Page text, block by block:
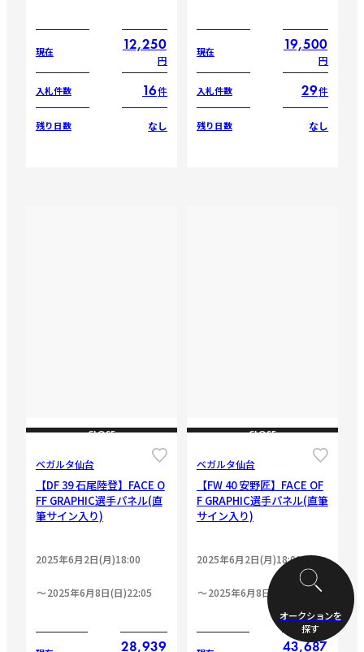
現在 12,250
円
入札件数 16件
残り日数 なし
現在 19,500
円
入札件数 29件
残り日数 なし
CLOSE
ベガルタ仙台
【DF 39 石尾陸登】FACE O
FF GRAPHIC選手パネル(直
筆サイン入り)
2025年6月2日(月)18:00
2025年6月8日(日)22:05
28,939
CLOSE
ベガルタ仙台
【FW 40 安野匠】FACE OF
F GRAPHIC選手パネル(直筆
サイン入り)
2025年6月2日(月)18:00
2025年6月8日(日)22:20
43,687
オークションを
探す